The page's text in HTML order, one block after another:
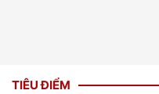
TIÊU ĐIỂM